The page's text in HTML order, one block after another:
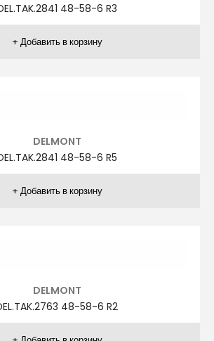
A.TAK.1260 66-72-6 R1
AGİBOSS
A.TAK.1260 66-72-6 R10
AGİBOSS
A.TAK.1260 66-72-6 R2